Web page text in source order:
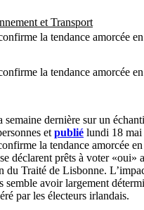
et Transport
la tendance amorcée
la tendance amorcée
semaine dernière sur un
et publié lundi 18 mai
la tendance amorcée
déclarent prêts à voter «oui»
du Traité de Lisbonne.
semble avoir largement
par les électeurs irlandais.